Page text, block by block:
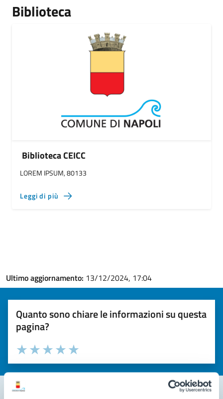
Biblioteca
Biblioteca CEICC
LOREM IPSUM, 80133
Leggi di più
Ultimo aggiornamento: 13/12/2024, 17:04
Quanto sono chiare le informazioni su questa
pagina?
Valuta la chiarezza delle informazioni (da 1 a 5 stelle)
Seleziona il numero di stelle per valutare la chiarezza delle
Valuta 5 stelle su 5
Valuta 4 stelle su 5
Valuta 3 stelle su 5
Valuta 2 stelle su 5
Valuta 1 stelle su 5